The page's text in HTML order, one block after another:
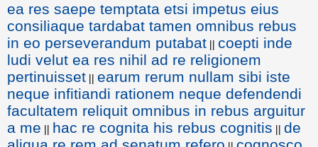
ea res saepe temptata etsi impetus eius
consiliaque tardabat tamen omnibus rebus
in eo perseverandum putabat || coepti inde
ludi velut ea res nihil ad re religionem
pertinuisset || earum rerum nullam sibi iste
neque infitiandi rationem neque defendendi
facultatem reliquit omnibus in rebus arguitur
a me || hac re cognita his rebus cognitis || de